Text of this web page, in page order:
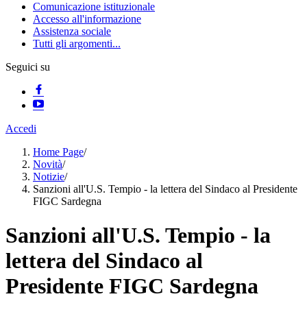
Comunicazione istituzionale
Accesso all'informazione
Assistenza sociale
Tutti gli argomenti...
Seguici su
Accedi
Home Page/
Novità/
Notizie/
Sanzioni all'U.S. Tempio - la lettera del Sindaco al Presidente
FIGC Sardegna
Sanzioni all'U.S. Tempio - la
lettera del Sindaco al
Presidente FIGC Sardegna